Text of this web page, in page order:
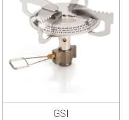
GSI